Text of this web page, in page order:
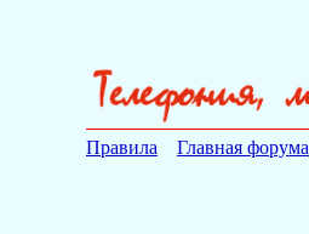
Правила Главная форума